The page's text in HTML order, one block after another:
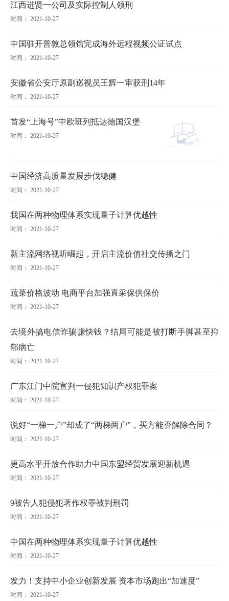
江西进贤一公司及实际控制人领刑
时间： 2021-10-27
中国驻开普敦总领馆完成海外远程视频公证试点
时间： 2021-10-27
安徽省公安厅原副巡视员王辉一审获刑14年
时间： 2021-10-27
首发“上海号”中欧班列抵达德国汉堡
时间： 2021-10-27
中国经济高质量发展步伐稳健
时间： 2021-10-27
我国在两种物理体系实现量子计算优越性
时间： 2021-10-27
新主流网络视听崛起，开启主流价值社交传播之门
时间： 2021-10-27
蔬菜价格波动 电商平台加强直采保供保价
时间： 2021-10-27
去境外搞电信诈骗赚快钱？结局可能是被打断手脚甚至抑
郁病亡
时间： 2021-10-27
广东江门中院宣判一侵犯知识产权犯罪案
时间： 2021-10-27
说好“一梯一户”却成了“两梯两户”，买方能否解除合同？
时间： 2021-10-27
更高水平开放合作助力中国东盟经贸发展迎新机遇
时间： 2021-10-27
9被告人犯侵犯著作权罪被判刑罚
时间： 2021-10-27
中国在两种物理体系实现量子计算优越性
时间： 2021-10-27
发力！支持中小企业创新发展 资本市场跑出“加速度”
时间： 2021-10-27